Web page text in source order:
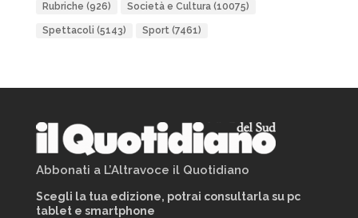
Rubriche (926) Società e Cultura(10075)
Spettacoli (5143) Sport(7461)
Abbonati a L’Altravoce il Quotidiano
Scegli la tua edizione, potrai consultarla su pc
tablet e smartphone